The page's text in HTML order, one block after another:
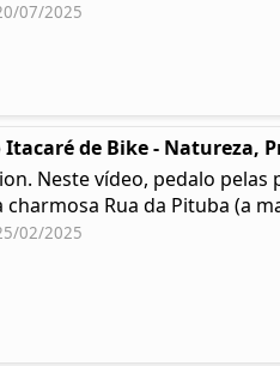
07/2025
de Bike - Natureza,
Neste vídeo, pedalo
charmosa Rua da Pituba (a
02/2025